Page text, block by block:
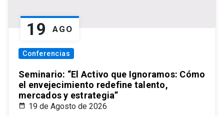
19 AGO
Conferencias
Seminario: “El Activo que Ignoramos: Cómo
el envejecimiento redefine talento,
mercados y estrategia”
19 de Agosto de 2026